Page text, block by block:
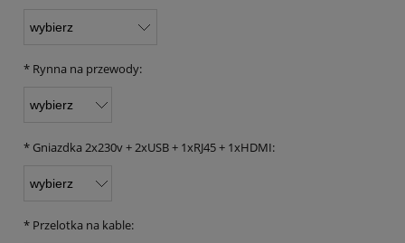
* Rynna na przewody:
* Gniazdka 2x230v + 2xUSB + 1xRJ45 + 1xHDMI:
* Przelotka na kable: